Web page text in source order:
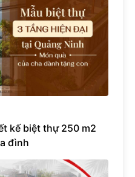
kế biệt thự 250 m2
đình